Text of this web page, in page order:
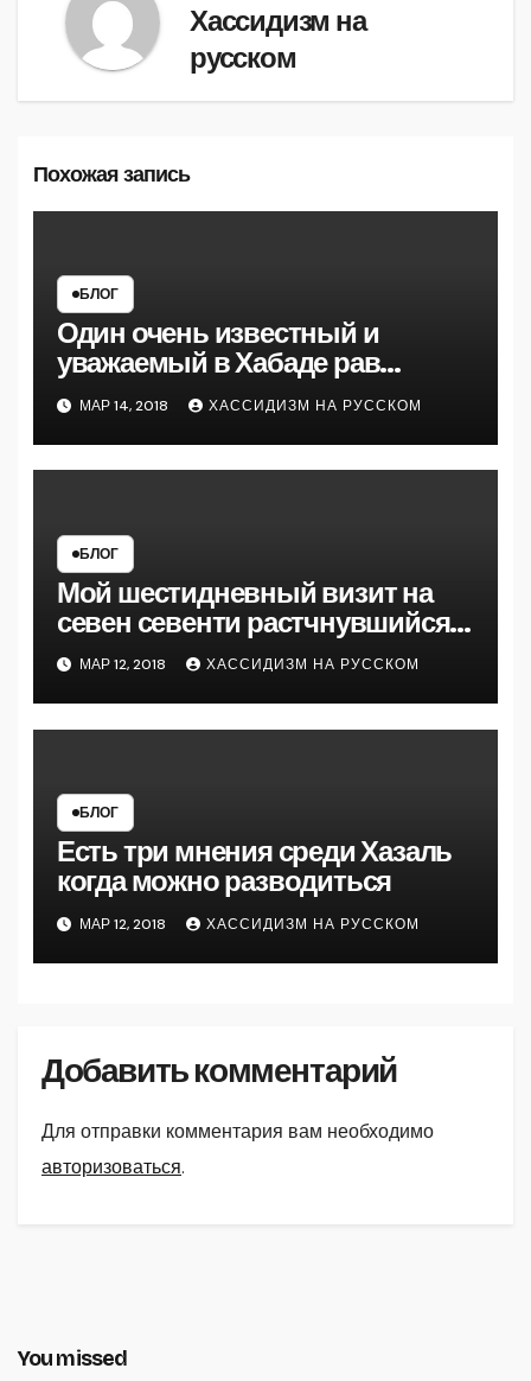
Хассидизм на
русском
Похожая запись
БЛОГ
Один очень известный и
уважаемый в Хабаде рав
рассказал мне на 770
следующую майсу
МАР 14, 2018 ХАССИДИЗМ НА РУССКОМ
БЛОГ
Мой шестидневный визит на
севен севенти растчнувшийся
на полтора месяца кажется
подошел к концу
МАР 12, 2018 ХАССИДИЗМ НА РУССКОМ
БЛОГ
Есть три мнения среди Хазаль
когда можно разводиться
МАР 12, 2018 ХАССИДИЗМ НА РУССКОМ
Добавить комментарий
Для отправки комментария вам необходимо
авторизоваться.
You missed